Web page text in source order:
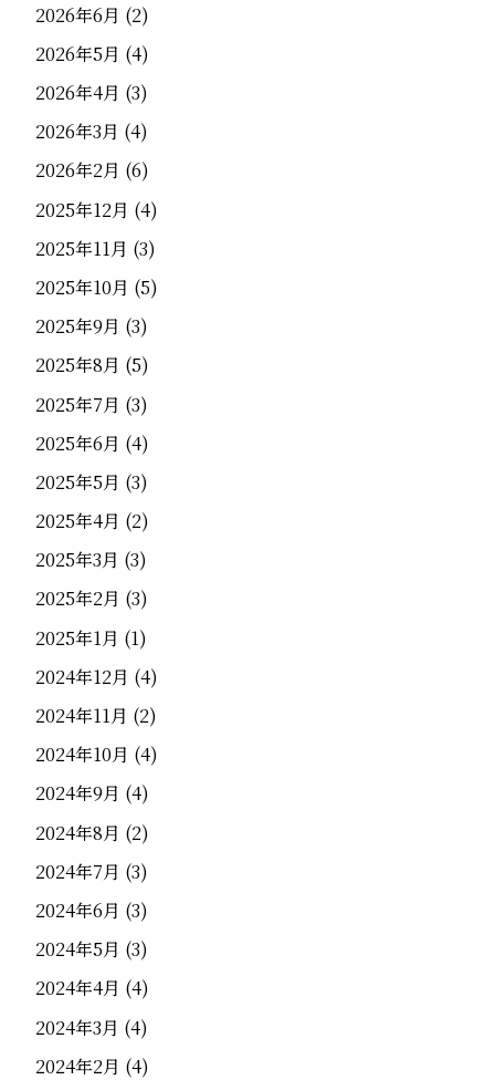
2026年6月 (2)
2026年5月 (4)
2026年4月 (3)
2026年3月 (4)
2026年2月 (6)
2025年12月 (4)
2025年11月 (3)
2025年10月 (5)
2025年9月 (3)
2025年8月 (5)
2025年7月 (3)
2025年6月 (4)
2025年5月 (3)
2025年4月 (2)
2025年3月 (3)
2025年2月 (3)
2025年1月 (1)
2024年12月 (4)
2024年11月 (2)
2024年10月 (4)
2024年9月 (4)
2024年8月 (2)
2024年7月 (3)
2024年6月 (3)
2024年5月 (3)
2024年4月 (4)
2024年3月 (4)
2024年2月 (4)